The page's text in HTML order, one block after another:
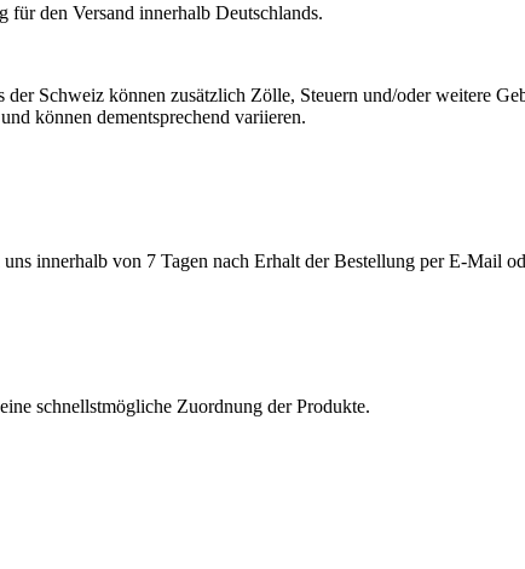
für den Versand innerhalb Deutschlands.
Schweiz können zusätzlich Zölle, Steuern und/oder weitere
können dementsprechend variieren.
innerhalb von 7 Tagen nach Erhalt der Bestellung per E-Mail
schnellstmögliche Zuordnung der Produkte.